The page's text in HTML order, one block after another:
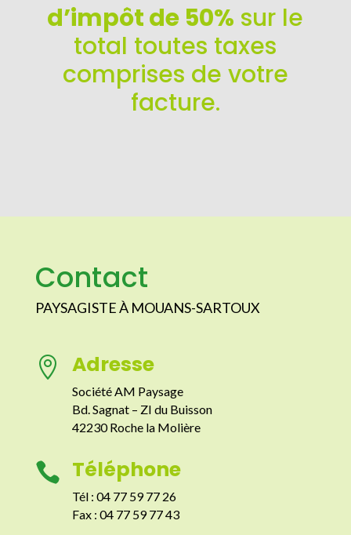
d’impôt de 50% sur le
total toutes taxes
comprises de votre
facture.
Contact
PAYSAGISTE À MOUANS-SARTOUX
 Adresse
Société AM Paysage
Bd. Sagnat – ZI du Buisson
42230 Roche la Molière
 Téléphone
Tél : 04 77 59 77 26
Fax : 04 77 59 77 43